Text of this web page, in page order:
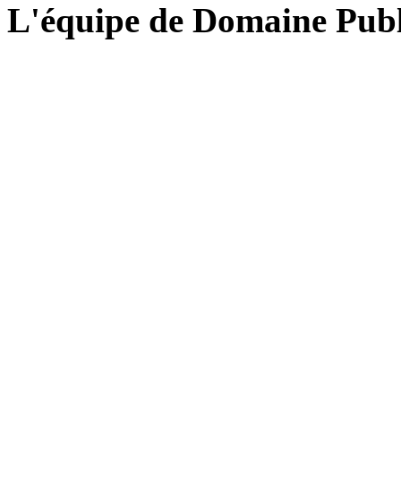
L'équipe de Domaine